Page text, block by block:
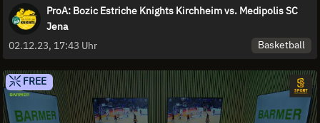
ProA: Bozic Estriche Knights Kirchheim vs. Medipolis SC
Jena
02.12.23, 17:43 Uhr
Basketball
FREE